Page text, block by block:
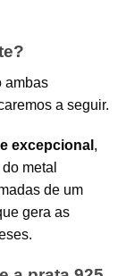
ambas
a seguir.
excepcional ,
metal
de um
gera as